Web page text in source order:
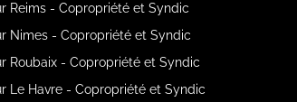
Reims - Copropriété et Syndic
Nimes - Copropriété et Syndic
Roubaix - Copropriété et Syndic
Le Havre - Copropriété et Syndic